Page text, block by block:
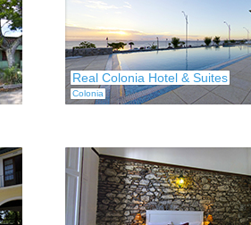
Real Colonia Hotel & Suites
Colonia